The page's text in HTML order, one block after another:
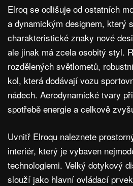
Elroq se odlišuje od ostatních
a dynamickým designem, který
charakteristické znaky nové
ale jinak má zcela osobitý styl.
rozdělených světlometů,
kol, která dodávají vozu
nádech. Aerodynamické tvary
spotřebě energie a celkově
Uvnitř Elroqu naleznete
interiér, který je vybaven
technologiemi. Velký dotykový
slouží jako hlavní ovládací